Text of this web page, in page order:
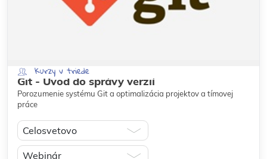
Kurzy v triede
Git - Úvod do správy verzií
Porozumenie systému Git a optimalizácia projektov a tímovej
práce